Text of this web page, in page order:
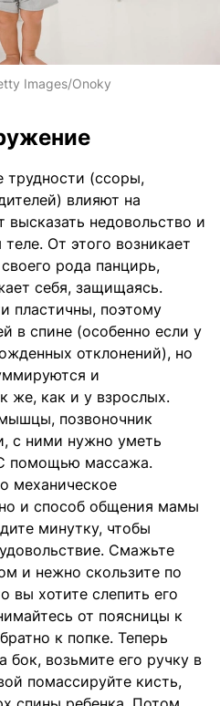
Images/Onoky
трудности (ссоры,
влияют на
недовольство и
От этого возникает
рода панцирь,
себя, защищаясь.
пластичны, поэтому
в спине (особенно если у
отклонений), но
и
же, как и у взрослых.
позвоночник
с ними нужно уметь
С помощью массажа.
механическое
и способ общения мамы
минутку, чтобы
Смажьте
и нежно скользите по
вы хотите слепить его
от поясницы к
к попке. Теперь
бок, возьмите его ручку в
помассируйте кисть,